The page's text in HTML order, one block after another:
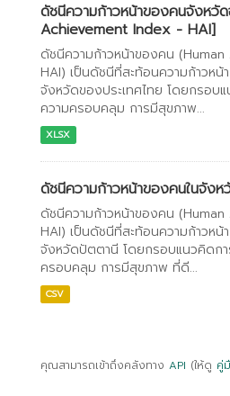
ดัชนีความก้าวหน้าของคนจังหวัด
Achievement Index - HAI]
ดัชนีความก้าวหน้าของคน
HAI) เป็นดัชนีที่สะท้อนความก้าวห
จังหวัดของประเทศไทย โดยกรอ
ความครอบคลุม การมีสุขภาพ...
XLSX
ดัชนีความก้าวหน้าของคนในจัง
ดัชนีความก้าวหน้าของคน
HAI) เป็นดัชนีที่สะท้อนความก้าวห
จังหวัดปัตตานี โดยกรอบแนวคิดก
ครอบคลุม การมีสุขภาพ ที่ดี...
CSV
คุณสามารถเข้าถึงคลังทาง API (ให้ดู คู่